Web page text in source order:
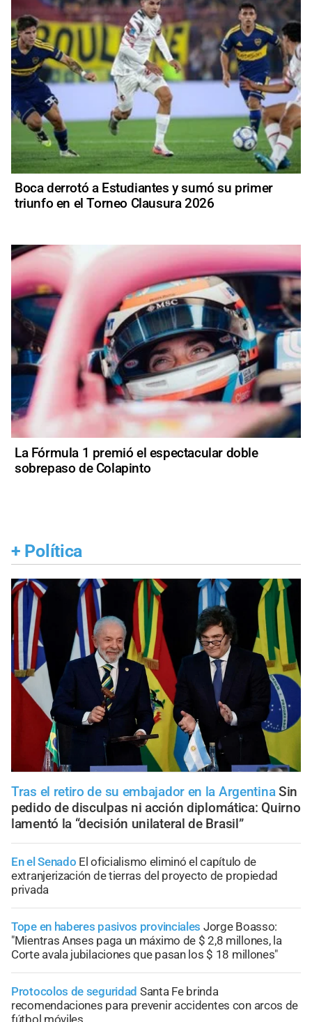
Boca derrotó a Estudiantes y sumó su primer
triunfo en el Torneo Clausura 2026
La Fórmula 1 premió el espectacular doble
sobrepaso de Colapinto
+ Política
Tras el retiro de su embajador en la Argentina Sin
pedido de disculpas ni acción diplomática: Quirno
lamentó la “decisión unilateral de Brasil”
En el Senado El oficialismo eliminó el capítulo de
extranjerización de tierras del proyecto de propiedad
privada
Tope en haberes pasivos provinciales Jorge Boasso:
"Mientras Anses paga un máximo de $ 2,8 millones, la
Corte avala jubilaciones que pasan los $ 18 millones"
Protocolos de seguridad Santa Fe brinda
recomendaciones para prevenir accidentes con arcos de
fútbol móviles